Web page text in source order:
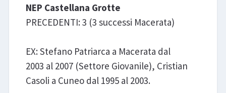
NEP Castellana Grotte
PRECEDENTI: 3 (3 successi Macerata)
EX: Stefano Patriarca a Macerata dal
2003 al 2007 (Settore Giovanile), Cristian
Casoli a Cuneo dal 1995 al 2003.